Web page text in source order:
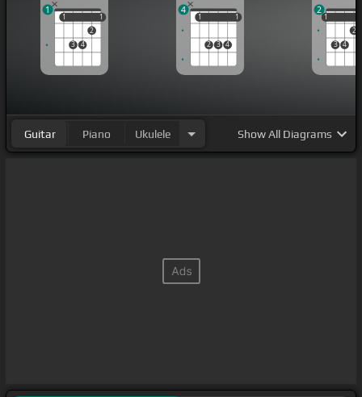
1
3 4
2
1
1 1
1
1
2 3 4
1
1 1
4
1
3 4
2
1
2
Guitar Piano Ukulele ShowAll Diagrams